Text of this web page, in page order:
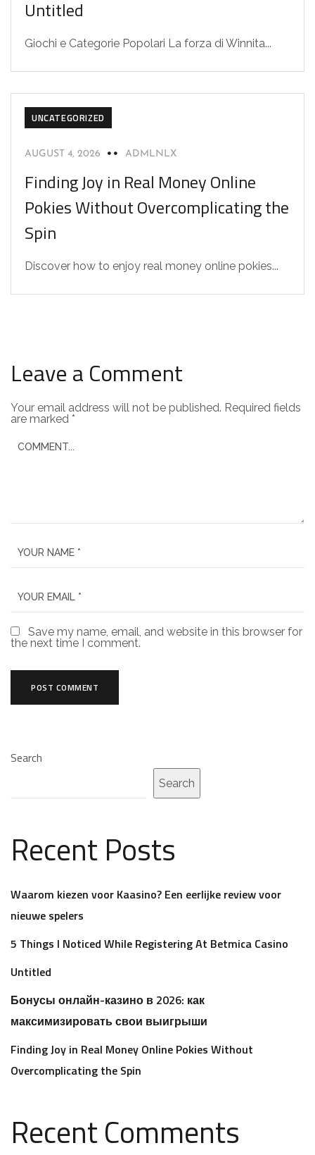
Untitled
Giochi e Categorie Popolari La forza di Winnita...
UNCATEGORIZED
AUGUST 4, 2026 ADMLNLX
Finding Joy in Real Money Online
Pokies Without Overcomplicating the
Spin
Discover how to enjoy real money online pokies...
Leave a Comment
Your email address will not be published. Required fields
are marked *
Save my name, email, and website in this browser for
the next time I comment.
Search
Search
Recent Posts
Waarom kiezen voor Kaasino? Een eerlijke review voor
nieuwe spelers
5 Things I Noticed While Registering At Betmica Casino
Untitled
Бонусы онлайн-казино в 2026: как
максимизировать свои выигрыши
Finding Joy in Real Money Online Pokies Without
Overcomplicating the Spin
Recent Comments